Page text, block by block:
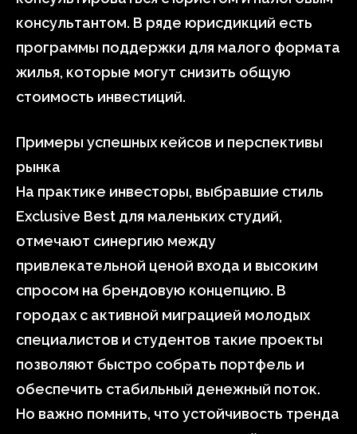
консультантом. В ряде юрисдикций есть
программы поддержки для малого формата
жилья, которые могут снизить общую
стоимость инвестиций.
Примеры успешных кейсов и перспективы
рынка
На практике инвесторы, выбравшие стиль
Exclusive Best для маленьких студий,
отмечают синергию между
привлекательной ценой входа и высоким
спросом на брендовую концепцию. В
городах с активной миграцией молодых
специалистов и студентов такие проекты
позволяют быстро собрать портфель и
обеспечить стабильный денежный поток.
Но важно помнить, что устойчивость тренда